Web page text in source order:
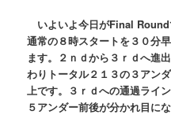
いよいよ今日がFinal Round
通常の８時スタートを３０分
ます。２ｎｄから３ｒｄへ進
わりトータル２１３の３アン
上です。３ｒｄへの通過ライ
５アンダー前後が分かれ目に